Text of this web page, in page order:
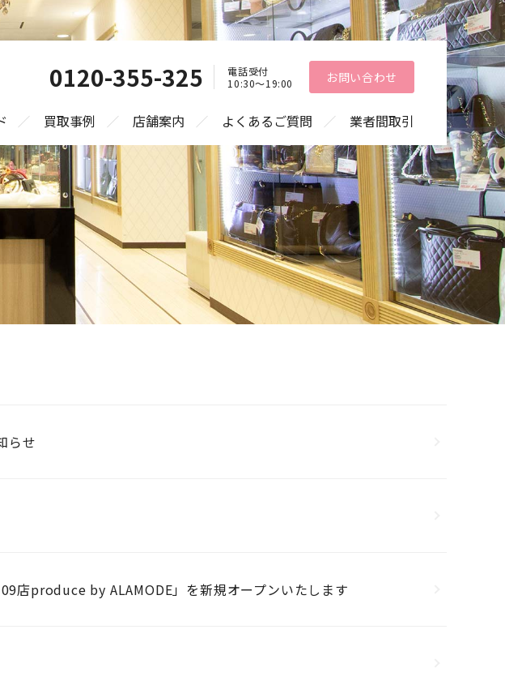
買取事例 店舗案内 よくあるご質問 業者間取引
0120-355-325
電話受付
10:30〜19:00
お問い合わせ
らせ
店produce by ALAMODE」を新規オープンいたします